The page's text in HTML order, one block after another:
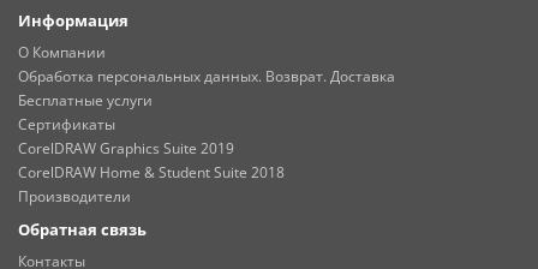
Информация
О Компании
Обработка персональных данных. Возврат. Доставка
Бесплатные услуги
Сертификаты
CorelDRAW Graphics Suite 2019
CorelDRAW Home & Student Suite 2018
Производители
Обратная связь
Контакты